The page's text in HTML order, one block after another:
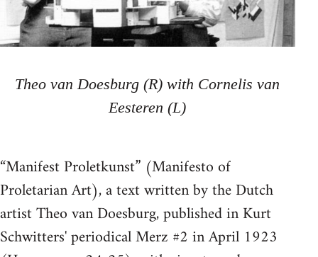
Theo van Doesburg (R) with Cornelis van
Eesteren (L)
“Manifest Proletkunst” (Manifesto of
Proletarian Art), a text written by the Dutch
artist Theo van Doesburg, published in Kurt
Schwitters' periodical Merz #2 in April 1923